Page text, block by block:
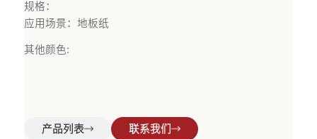
规格：
应用场景：地板纸
其他颜色:
产品列表 联系我们